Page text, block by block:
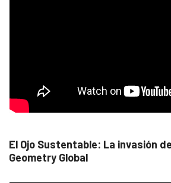
El Ojo Sustentable: La invasión
Geometry Global